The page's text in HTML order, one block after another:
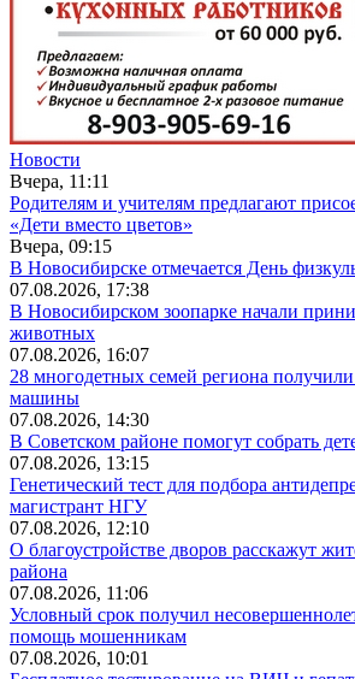
Новости
Вчера, 11:11
Родителям и учителям предлагают
«Дети вместо цветов»
Вчера, 09:15
В Новосибирске отмечается День
07.08.2026, 17:38
В Новосибирском зоопарке начали
животных
07.08.2026, 16:07
28 многодетных семей региона
машины
07.08.2026, 14:30
В Советском районе помогут собрать
07.08.2026, 13:15
Генетический тест для подбора
магистрант НГУ
07.08.2026, 12:10
О благоустройстве дворов расскажут
района
07.08.2026, 11:06
Условный срок получил
помощь мошенникам
07.08.2026, 10:01